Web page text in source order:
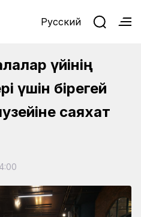
Русский
үйінің
үшін бірегей
саяхат